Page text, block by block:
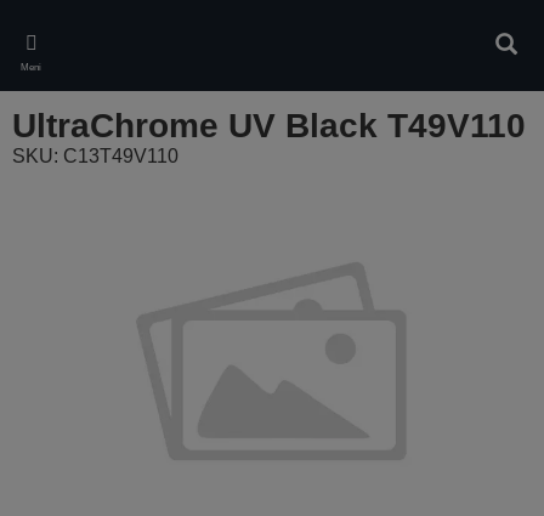
main
content
Meni
UltraChrome UV Black T49V110
SKU: C13T49V110